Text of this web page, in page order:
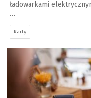
ładowarkami
…
Karty
a